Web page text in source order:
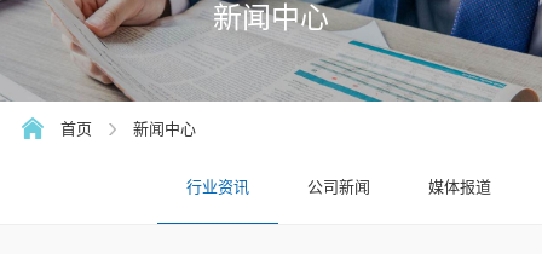
新闻中心
首页 新闻中心
行业资讯 公司新闻 媒体报道